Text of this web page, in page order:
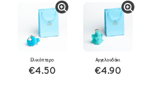
Ελικόπτερο
€4.50
Αγγελουδάκι
€4.90